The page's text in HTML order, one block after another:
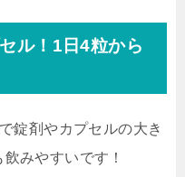
ル！1日4粒から
錠剤やカプセルの大き
みやすいです！